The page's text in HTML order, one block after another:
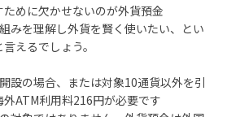
めに欠かせないのが外貨預金
みを理解し外貨を賢く使いたい、とい
えるでしょう。
設の場合、または対象10通貨以外を引
ATM利用料216円が必要です